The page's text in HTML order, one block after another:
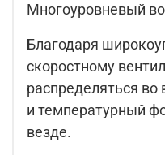
Многоуровневый
Благодаря
скоростному
распределяться во
и температурный
везде.